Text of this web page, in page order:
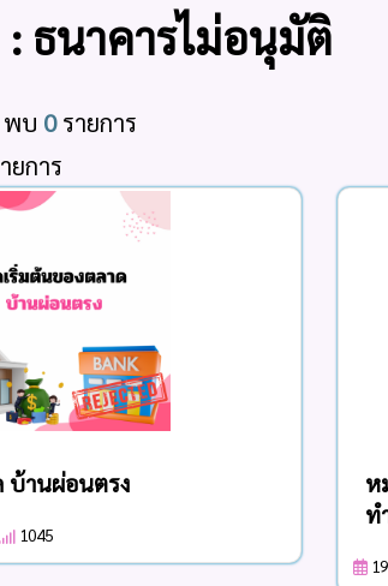
ธนาคารไม่อนุมัติ
พบ 0รายการ
ยการ
บ้านผ่อนตรง
1045
ห
ท